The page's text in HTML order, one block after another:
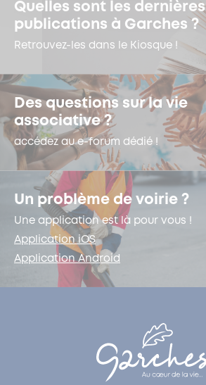
Quelles sont les dernières
publications à Garches ?
Retrouvez-les dans le Kiosque !
Des questions sur la vie
associative ?
accédez au e-forum dédié !
Un problème de voirie ?
Une application est là pour vous !
Application iOS
Application Android